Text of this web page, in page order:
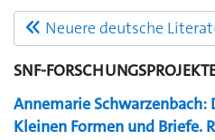
Neuere deutsche
SNF-
Annemarie
Kleinen Formen und Briefe.